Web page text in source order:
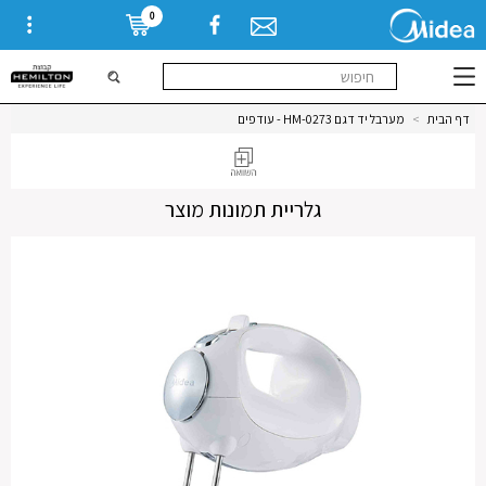
0
דף הבית > מערבל יד דגם HM-0273 - עודפים
גלריית תמונות מוצר